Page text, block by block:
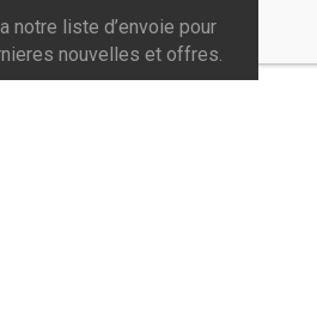
notre liste d’envoie pour
nouvelles et offres.